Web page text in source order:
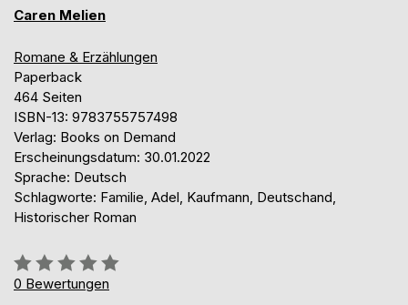
Caren Melien
Romane & Erzählungen
Paperback
464 Seiten
ISBN-13: 9783755757498
Verlag: Books on Demand
Erscheinungsdatum: 30.01.2022
Sprache: Deutsch
Schlagworte: Familie, Adel, Kaufmann, Deutschand,
Historischer Roman
Bewertung::
0%
0 Bewertungen